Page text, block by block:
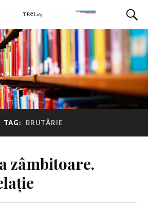
TAG: BRUTĂRIE
zâmbitoare.